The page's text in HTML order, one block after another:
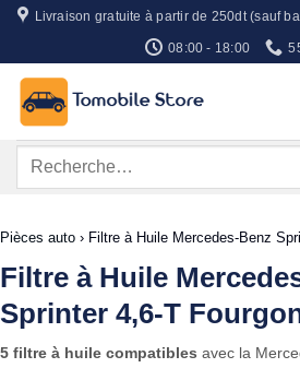
Passer
contenu
Livraison gratuite à partir de 250dt (sauf
08:00 - 18:00
Recherche
Pièces auto › Filtre à Huile Mercedes-Benz
Filtre à Huile
Sprinter 4,6-T
5 filtre à huile compatibles avec la